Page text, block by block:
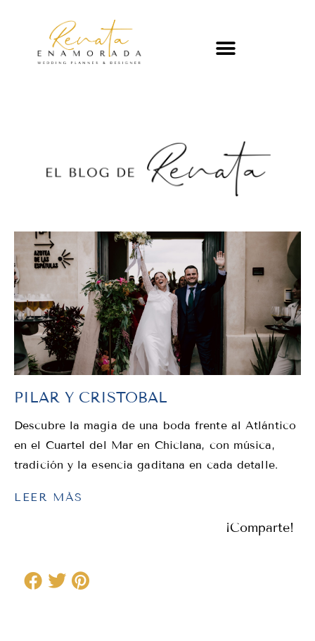
PILAR Y CRISTOBAL
Descubre la magia de una boda frente al Atlántico
en el Cuartel del Mar en Chiclana, con música,
tradición y la esencia gaditana en cada detalle.
LEER MÁS
¡Comparte!